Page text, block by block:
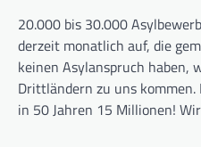
20.000 bis 30.000
derzeit monatlich auf, die
keinen Asylanspruch haben,
Drittländern zu uns kommen.
in 50 Jahren 15 Millionen!